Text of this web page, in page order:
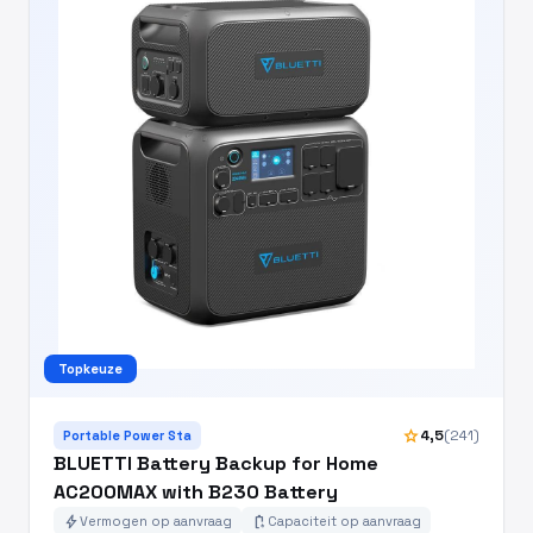
Topkeuze
Portable Power Sta star4,5(241)
BLUETTI Battery Backup for Home
AC200MAX with B230 Battery
boltVermogen op aanvraag battery_charging_full Capaciteit op aanvraag